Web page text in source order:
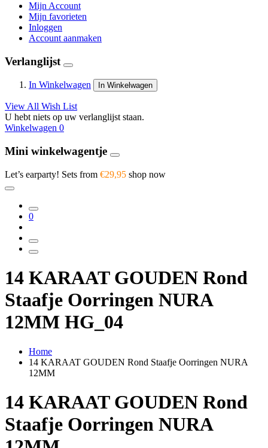
Mijn Account
Mijn favorieten
Inloggen
Account aanmaken
Verlanglijst
In Winkelwagen In Winkelwagen
View All Wish List
U hebt niets op uw verlanglijst staan.
Winkelwagen 0
Mini winkelwagentje
Let’s earparty! Sets from €29,95 shop now
0
14 KARAAT GOUDEN Rond
Staafje Oorringen NURA
12MM HG_04
Home
14 KARAAT GOUDEN Rond Staafje Oorringen NURA
12MM
14 KARAAT GOUDEN Rond
Staafje Oorringen NURA